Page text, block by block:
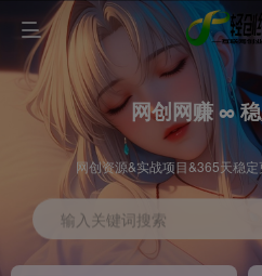
网创网赚 ∞
网创资源&实战项目&365天稳
输入关键词搜索